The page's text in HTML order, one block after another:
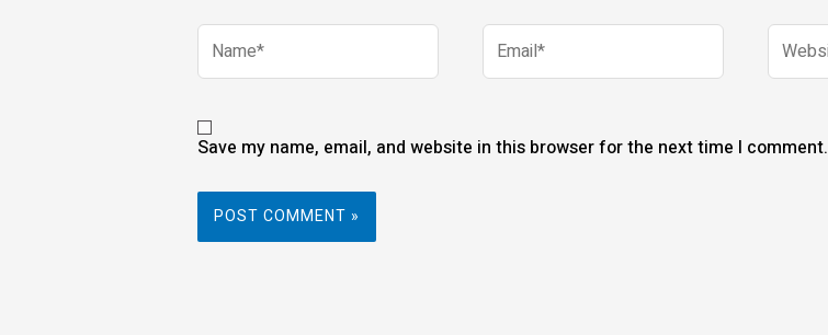
Name* Email* Website
Save my name, email, and website in this browser for the next time I comment.